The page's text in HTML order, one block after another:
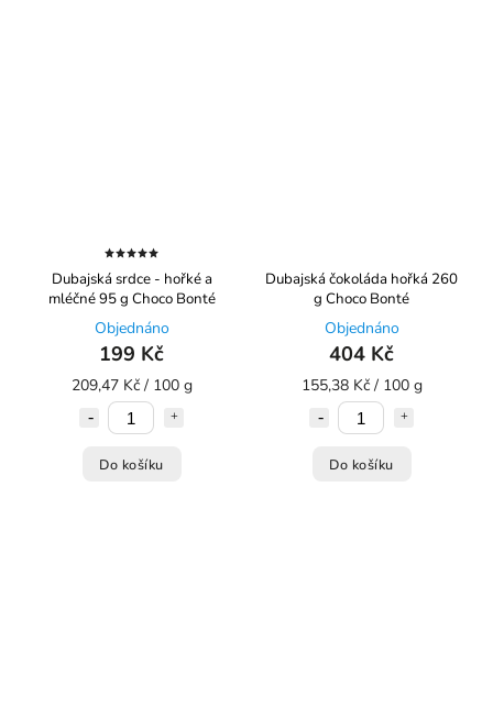
Dubajská srdce - hořké a
mléčné 95 g Choco Bonté
Objednáno
199 Kč
209,47 Kč / 100 g
Do košíku
Dubajská čokoláda hořká 260
g Choco Bonté
Objednáno
404 Kč
155,38 Kč / 100 g
Do košíku